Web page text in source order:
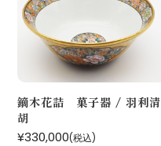
鏑木花詰 菓子器 / 羽利清
胡
¥330,000(税込)